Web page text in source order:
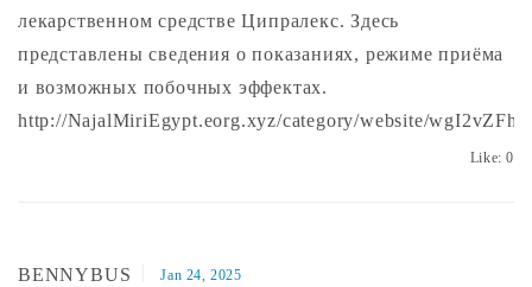
лекарственном средстве Ципралекс. Здесь
представлены сведения о показаниях, режиме приёма
и возможных побочных эффектах.
http://NajalMiriEgypt.eorg.xyz/category/website/
Like:0
BENNYBUS Jan 24, 2025